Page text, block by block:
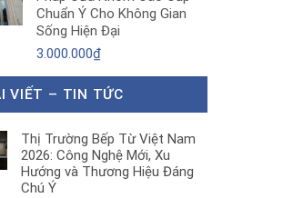
7.500.000₫.
Chuẩn Ý Cho Không Gian
Sống Hiện Đại
3.000.000₫
VIẾT – TIN TỨC
Thị Trường Bếp Từ Việt Nam
2026: Công Nghệ Mới, Xu
Hướng và Thương Hiệu Đáng
Chú Ý